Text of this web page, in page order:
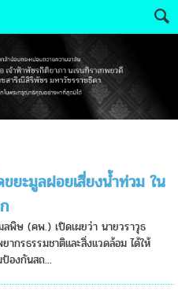
ยะมูลฝอยเสี่ยงน้ำท่วม ใน
พิษ (คพ.) เปิดเผยว่า นายวราวุธ
กรธรรมชาติและสิ่งแวดล้อม ได้ให้
องกันสถ...